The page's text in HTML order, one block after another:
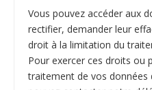
Vous pouvez accéder aux
rectifier, demander leur
droit à la limitation du
Pour exercer ces droits ou
traitement de vos données